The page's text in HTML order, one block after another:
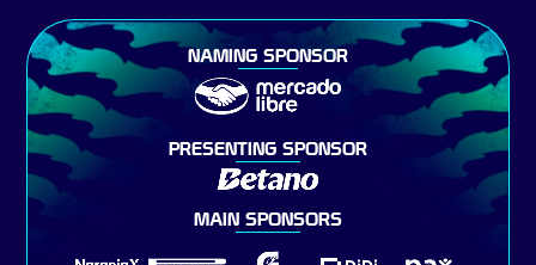
NAMING SPONSOR
PRESENTING SPONSOR
MAIN SPONSORS